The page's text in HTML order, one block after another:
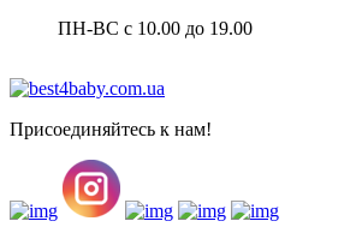
ПН-ВС с 10.00 до 19.00
Присоединяйтесь к нам!